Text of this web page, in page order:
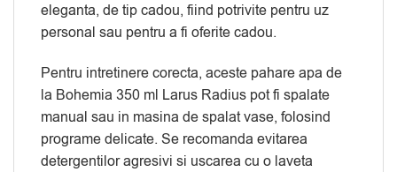
eleganta, de tip cadou, fiind potrivite pentru uz
personal sau pentru a fi oferite cadou.
Pentru intretinere corecta, aceste pahare apa de
la Bohemia 350 ml Larus Radius pot fi spalate
manual sau in masina de spalat vase, folosind
programe delicate. Se recomanda evitarea
detergentilor agresivi si uscarea cu o laveta